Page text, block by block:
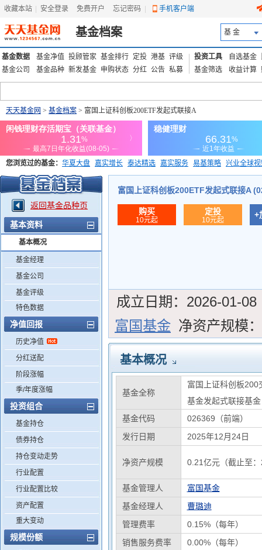
收藏本站 安全登录 免费开户 忘记密码 手机客户端
基金档案 基 金
基金数据 基金净值 投顾管家 基金排行 定投 港基 评级
基金公司
基金品种 新发基金 申购状态 分红 公告 私募
投资工具 自选基金
基金筛选
收益计算
天天基金网 > 基金档案 > 富国上证科创板200ETF发起式联接A
您浏览过的基金： 华夏大盘 嘉实增长 泰达精选 嘉实服务 易基策略 兴业全球
添富优势 华安宏利 上证180价值ETF
返回基金品种页
基本资料
基本概况
基金经理
基金公司
基金评级
特色数据
净值回报
历史净值
分红送配
阶段涨幅
季/年度涨幅
投资组合
基金持仓
债券持仓
持仓变动走势
行业配置
行业配置比较
资产配置
重大变动
规模份额
富国上证科创板200ETF发起式联接A
购买
10元起
定投
10元起
+
成立日期： 2026-01-08
富国基金 净资产规模：
基本概况
基金全称
富国上证科创板200
基金发起式联接基金
基金代码
026369（前端）
发行日期
2025年12月24日
净资产规模 0.21亿元（截止至
基金管理人
富国基金
基金经理人
曹璐迪
管理费率
0.15%（每年）
销售服务费率
0.00%（每年）